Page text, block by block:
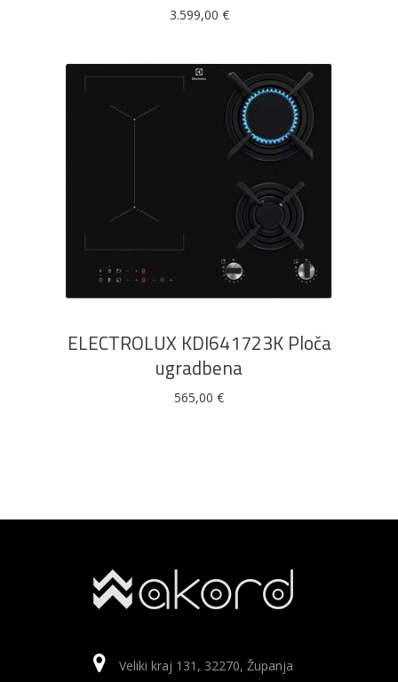
3.599,00 €
DODAJ U KOŠARICU
ELECTROLUX KDI641723K Ploča
ugradbena
565,00 €
Veliki kraj 131, 32270, Županja